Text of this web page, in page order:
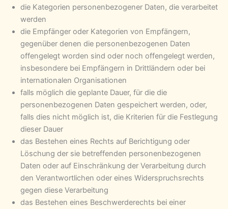
die Kategorien personenbezogener Daten, die verarbeitet
werden
die Empfänger oder Kategorien von Empfängern,
gegenüber denen die personenbezogenen Daten
offengelegt worden sind oder noch offengelegt werden,
insbesondere bei Empfängern in Drittländern oder bei
internationalen Organisationen
falls möglich die geplante Dauer, für die die
personenbezogenen Daten gespeichert werden, oder,
falls dies nicht möglich ist, die Kriterien für die Festlegung
dieser Dauer
das Bestehen eines Rechts auf Berichtigung oder
Löschung der sie betreffenden personenbezogenen
Daten oder auf Einschränkung der Verarbeitung durch
den Verantwortlichen oder eines Widerspruchsrechts
gegen diese Verarbeitung
das Bestehen eines Beschwerderechts bei einer